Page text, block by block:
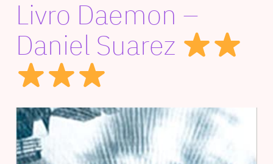
Livro Daemon –
Daniel Suarez